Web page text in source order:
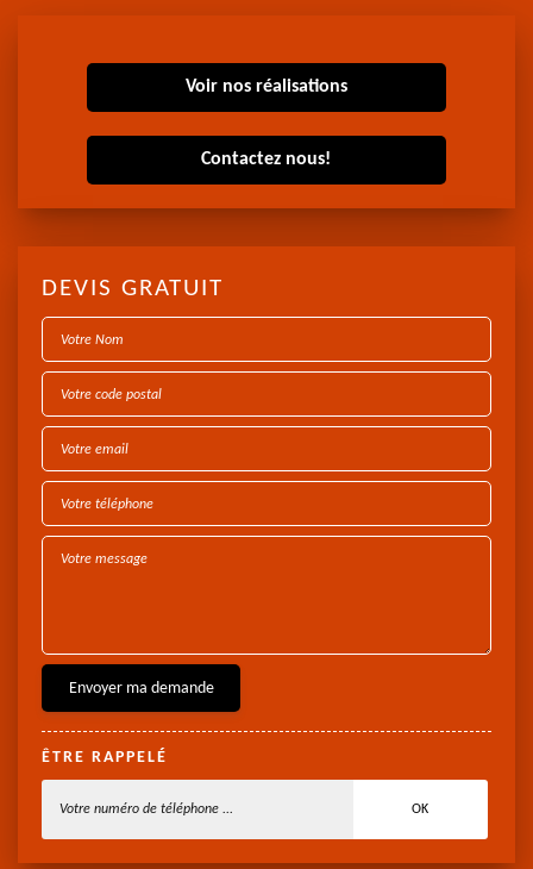
Voir nos réalisations
Contactez nous!
DEVIS GRATUIT
ÊTRE RAPPELÉ